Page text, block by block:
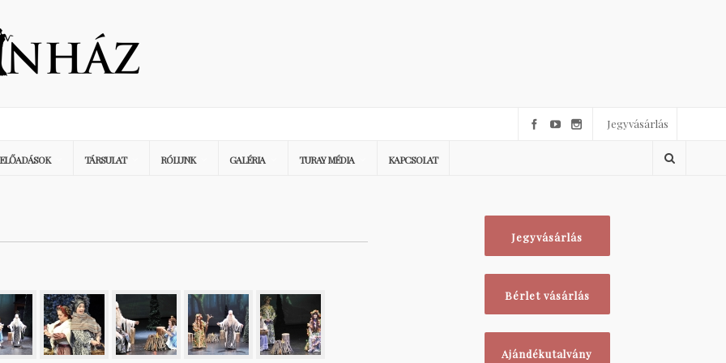
Jegyvásárlás
ELŐADÁSOK TÁRSULAT RÓLUNK GALÉRIA TURAY MÉDIA KAPCSOLAT
Jegyvásárlás
Bérlet vásárlás
Ajándékutalvány